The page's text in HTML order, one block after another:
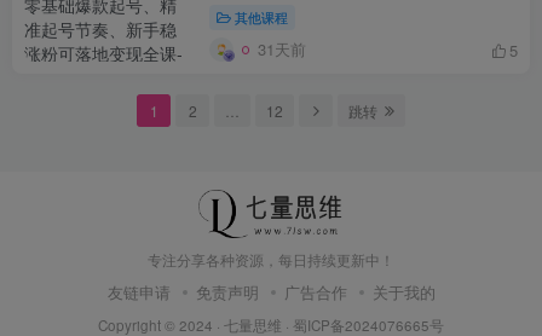
稳涨粉可落地变现全课
其他课程
31天前 5
1 2 12 跳转
专注分享各种资源，每日持续更新中！
友链申请 免责声明 广告合作 关于我的
Copyright © 2024 · 七量思维 · 蜀ICP备2024076665号